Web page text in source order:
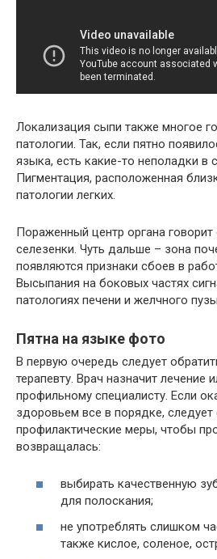
Локализация сыпи также многое
патологии. Так, если пятно
языка, есть какие-то неполадки в
Пигментация, расположенная
патологии легких.
Пораженный центр органа говорит
селезенки. Чуть дальше – зона
появляются признаки сбоев в
Высыпания на боковых частях
патологиях печени и желчного
Пятна на языке фото
В первую очередь следует
терапевту. Врач назначит лечение
профильному специалисту. Если
здоровьем все в порядке,
профилактические меры, чтобы
возвращалась:
выбирать качественную
для полоскания;
не употреблять слишком
также кислое, соленое,